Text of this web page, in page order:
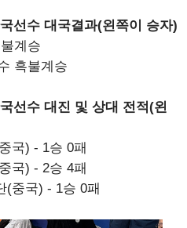
선수 대국결과(왼쪽이 승자)
계승
흑불계승
선수 대진 및 상대 전적(왼
국) - 1승 0패
국) - 2승 4패
(중국) - 1승 0패